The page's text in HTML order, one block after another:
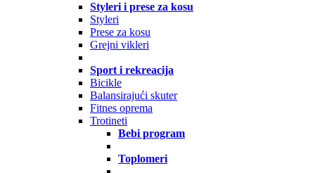
Styleri i prese za kosu
Styleri
Prese za kosu
Grejni vikleri
Sport i rekreacija
Bicikle
Balansirajući skuter
Fitnes oprema
Trotineti
Bebi program
Toplomeri